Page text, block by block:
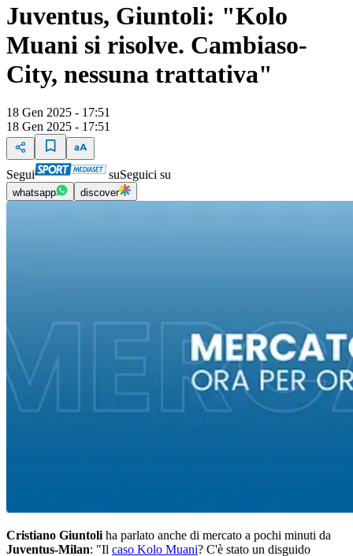
Juventus, Giuntoli: "Kolo
Muani si risolve. Cambiaso-
City, nessuna trattativa"
18 Gen 2025 - 17:51
18 Gen 2025 - 17:51
Segui suSeguici su
whatsapp discover
Cristiano Giuntoli ha parlato anche di mercato a pochi minuti da
Juventus-Milan: "Il caso Kolo Muani? C'è stato un disguido